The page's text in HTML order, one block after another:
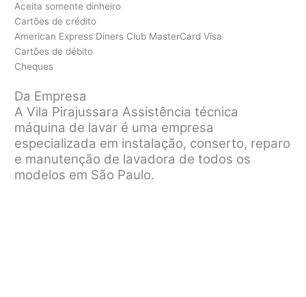
Aceita somente dinheiro
Cartões de crédito
American Express Diners Club MasterCard Visa
Cartões de débito
Cheques
Da Empresa
A Vila Pirajussara Assistência técnica
máquina de lavar é uma empresa
especializada em instalação, conserto, reparo
e manutenção de lavadora de todos os
modelos em São Paulo.